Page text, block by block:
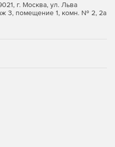
г. Москва, ул. Льва
3, помещение 1, комн. № 2, 2а